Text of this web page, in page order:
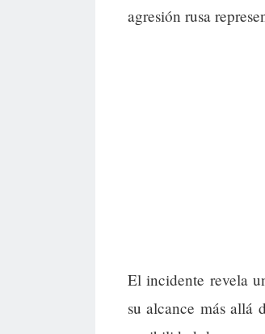
agresión rusa
El incidente revela
su alcance más allá